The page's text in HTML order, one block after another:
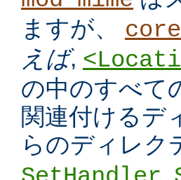
ますが、 core
えば,
の中のすべて
関連付けるデ
らのディレク